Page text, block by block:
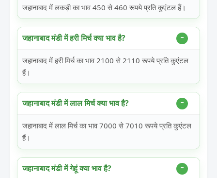
जहानाबाद में लकड़ी का भाव 450 से 460 रूपये प्रति कुएंटल हैं।
जहानाबाद मंडी में हरी मिर्च क्या भाव है?
जहानाबाद में हरी मिर्च का भाव 2100 से 2110 रूपये प्रति कुएंटल
हैं।
जहानाबाद मंडी में लाल मिर्च क्या भाव है?
जहानाबाद में लाल मिर्च का भाव 7000 से 7010 रूपये प्रति कुएंटल
हैं।
जहानाबाद मंडी में गेहूं क्या भाव है?